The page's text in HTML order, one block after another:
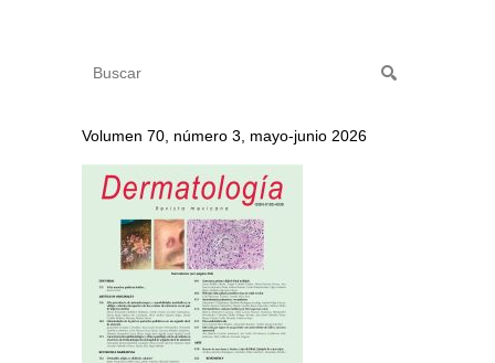
Volumen 70, número 3, mayo-junio 2026